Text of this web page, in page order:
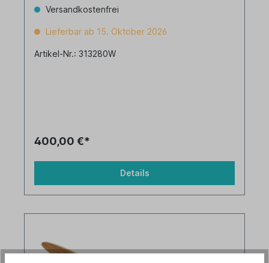
Versandkostenfrei
Lieferbar ab 15. Oktober 2026
Artikel-Nr.: 313280W
400,00 €*
Details